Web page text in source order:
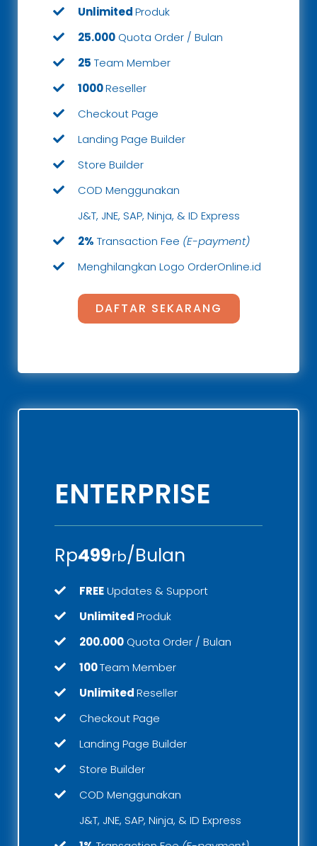
UnlimitedProduk
25.000 Quota Order / Bulan
25 Team Member
1000Reseller
Checkout Page
Landing Page Builder
Store Builder
COD Menggunakan
J&T, JNE, SAP, Ninja, & ID Express
2% Transaction Fee (E-payment)
Menghilangkan Logo OrderOnline.id
DAFTAR SEKARANG
ENTERPRISE
Rp499rb/Bulan
FREEUpdates & Support
UnlimitedProduk
200.000 Quota Order / Bulan
100Team Member
UnlimitedReseller
Checkout Page
Landing Page Builder
Store Builder
COD Menggunakan
J&T, JNE, SAP, Ninja, & ID Express